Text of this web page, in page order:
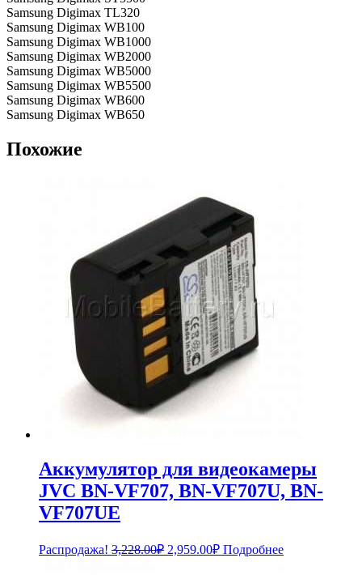
Samsung Digimax TL320
Samsung Digimax WB100
Samsung Digimax WB1000
Samsung Digimax WB2000
Samsung Digimax WB5000
Samsung Digimax WB5500
Samsung Digimax WB600
Samsung Digimax WB650
Похожие
Аккумулятор для видеокамеры
JVC BN-VF707, BN-VF707U, BN-
VF707UE
Распродажа! 3,228.00₽ Первоначальная
2,959.00₽Текущая
цена:
Подробнее